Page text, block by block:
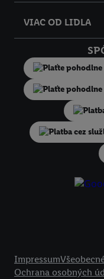
VIAC OD LIDLA
Impressum
Ochrana osobných
zariadeniach a v
niekoľko koncových
Lidl, pomocou vašej
identifikátorov/
V časti "Prispôsobiť
"
podmienkach
Kliknutím na možnosť "
technológií. Kliknutím na
vyššie uvedené účely.
údajov a Vašom